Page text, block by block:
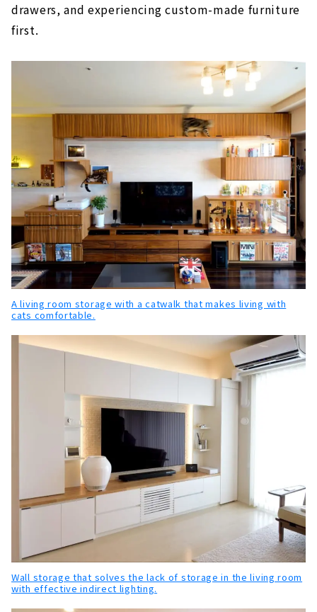
drawers, and experiencing custom-made furniture
first.
A living room storage with a catwalk that makes living with
cats comfortable.
Wall storage that solves the lack of storage in the living room
with effective indirect lighting.